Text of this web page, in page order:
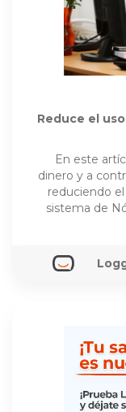
Reduce el
En este
dinero y a
reduciendo
sistema de